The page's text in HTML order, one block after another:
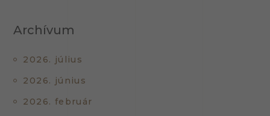
Archívum
2026. július
2026. június
2026. február